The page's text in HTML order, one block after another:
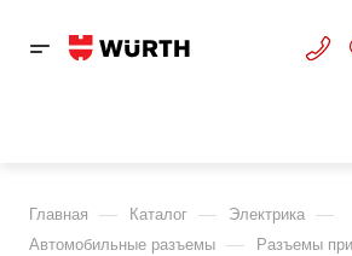
Главная — Каталог — Электрика —
Автомобильные разъемы — Разъемы